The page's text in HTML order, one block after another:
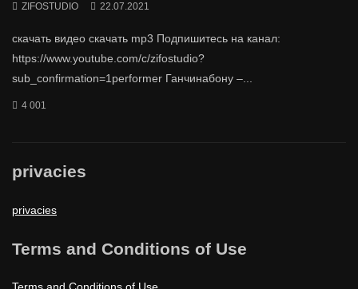
ZIFOSTUDIO 22.07.2021
скачать видео скачать mp3 Подпишитесь на канал:
https://www.youtube.com/c/zifostudio?
sub_confirmation=1performer Ганчинабону –...
4 001
privacies
privacies
Terms and Conditions of Use